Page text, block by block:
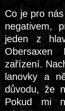
Co je pro
negativem,
jeden z
zařízení.
lanovky a
důvodu, že
Pokud mi